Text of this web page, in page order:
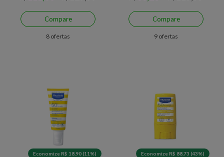
Compare
8 ofertas
Compare
9 ofertas
Economize R$ 18,90 (11%) Economize R$ 88,73 (43%)